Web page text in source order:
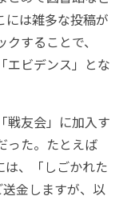
には雑多な投稿が
することで、
エビデンス」とな
戦友会」に加入す
った。たとえば
は、「しごかれた
金しますが、以